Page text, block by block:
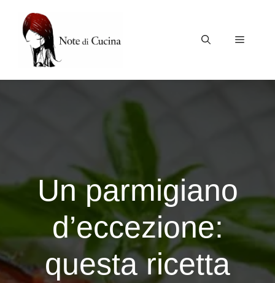
contenuto
Menu
Un parmigiano
d’eccezione:
questa ricetta